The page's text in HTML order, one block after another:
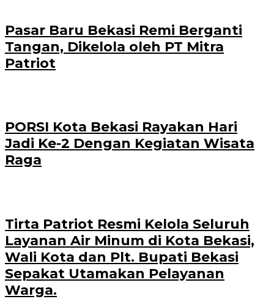
Pasar Baru Bekasi Remi Berganti
Tangan, Dikelola oleh PT Mitra
Patriot
PORSI Kota Bekasi Rayakan Hari
Jadi Ke-2 Dengan Kegiatan Wisata
Raga
Tirta Patriot Resmi Kelola Seluruh
Layanan Air Minum di Kota Bekasi,
Wali Kota dan Plt. Bupati Bekasi
Sepakat Utamakan Pelayanan
Warga.